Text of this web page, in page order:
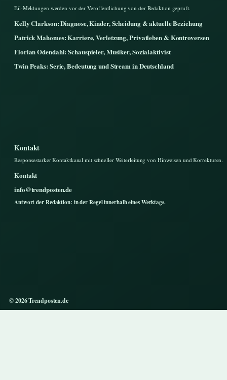
Eil-Meldungen werden vor der Veroffentlichung von der Redaktion gepruft.
Kelly Clarkson: Diagnose, Kinder, Scheidung & aktuelle Beziehung
Patrick Mahomes: Karriere, Verletzung, Privatleben & Kontroversen
Florian Odendahl: Schauspieler, Musiker, Sozialaktivist
Twin Peaks: Serie, Bedeutung und Stream in Deutschland
Kontakt
Responsestarker Kontaktkanal mit schneller Weiterleitung von Hinweisen und Korrekturen.
Kontakt
info@trendposten.de
Antwort der Redaktion: in der Regel innerhalb eines Werktags.
© 2026 Trendposten.de